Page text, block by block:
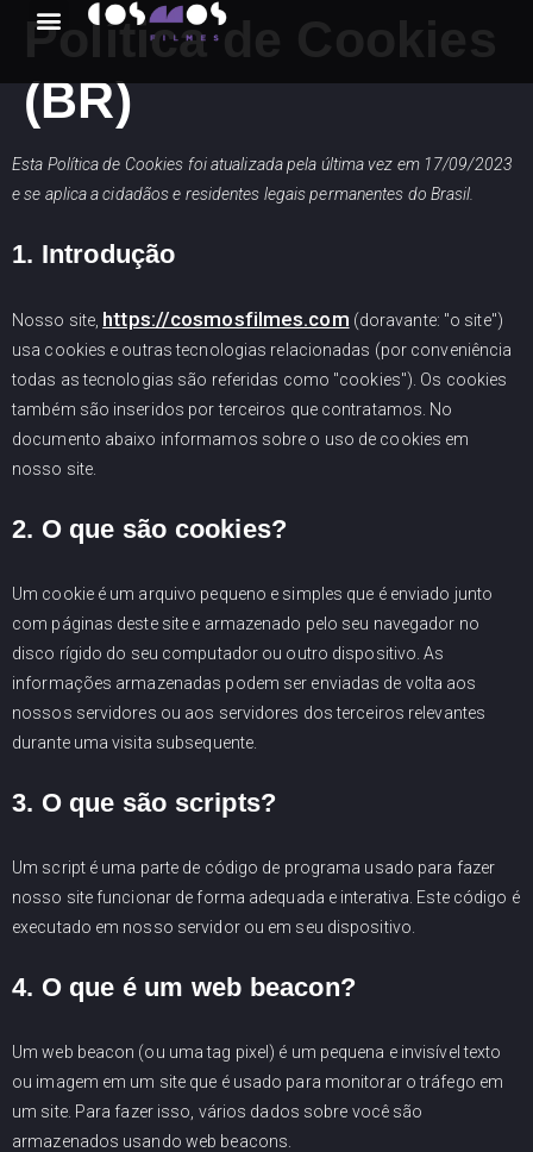
Política de Cookies
(BR)
Esta Política de Cookies foi atualizada pela última vez em 17/09/2023
e se aplica a cidadãos e residentes legais permanentes do Brasil.
1. Introdução
Nosso site, https://cosmosfilmes.com (doravante: "o site")
usa cookies e outras tecnologias relacionadas (por conveniência
todas as tecnologias são referidas como "cookies"). Os cookies
também são inseridos por terceiros que contratamos. No
documento abaixo informamos sobre o uso de cookies em
nosso site.
2. O que são cookies?
Um cookie é um arquivo pequeno e simples que é enviado junto
com páginas deste site e armazenado pelo seu navegador no
disco rígido do seu computador ou outro dispositivo. As
informações armazenadas podem ser enviadas de volta aos
nossos servidores ou aos servidores dos terceiros relevantes
durante uma visita subsequente.
3. O que são scripts?
Um script é uma parte de código de programa usado para fazer
nosso site funcionar de forma adequada e interativa. Este código é
executado em nosso servidor ou em seu dispositivo.
4. O que é um web beacon?
Um web beacon (ou uma tag pixel) é um pequena e invisível texto
ou imagem em um site que é usado para monitorar o tráfego em
um site. Para fazer isso, vários dados sobre você são
armazenados usando web beacons.